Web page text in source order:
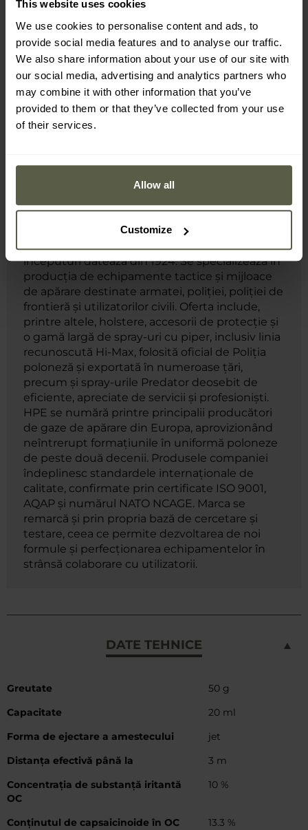
This website uses cookies
We use cookies to personalise content and ads, to
provide social media features and to analyse our traffic.
We also share information about your use of our site with
our social media, advertising and analytics partners who
may combine it with other information that you’ve
provided to them or that they’ve collected from your use
of their services.
Allow all
Customize
Producător:Holsters HPE, Polonia
Informații despre producător și siguranță
MILITARY este distribuitor exclusiv al mărcii
Holsters HPE este o companie europeană cu o
istorie de peste o sută de ani, ale cărei
începuturi datează din 1924. Se specializează în
producția de echipamente tactice și mijloace
de apărare destinate armatei, poliției, poliției de
frontieră și utilizatorilor civili. Oferta include,
printre altele, holstere, accesorii de protecție și
o gamă largă de spray-uri cu piper, inclusiv linia
recunoscută Hi-Max, folosită oficial de Poliția
poloneză și exportată în numeroase țări,
precum și spray-urile Predator deosebit de
eficiente, apreciate de servicii și profesioniști.
HPE se numără printre principalii producători
de gaze de apărare din Europa, aprovizionând
neîntrerupt formațiunile în uniformă poloneze
de peste două decenii. Produsele companiei
îndeplinesc standardele internaționale de
calitate, confirmate prin certificate ISO 9001,
AQAP și numărul NATO NCAGE. Marca se
remarcă și prin propria bază de cercetare și
testare, ceea ce permite dezvoltarea de noi
formule și perfecționarea echipamentelor în
strânsă colaborare cu utilizatorii.
DATE TEHNICE
Mai
informații
Greutate
50 g
Capacitate
20 ml
Forma de ejectare a amestecului
jet
Distanța efectivă până la
3 m
Concentrația de substanță iritantă
OC
10 %
Conținutul de capsaicinoide în OC
13.3 %